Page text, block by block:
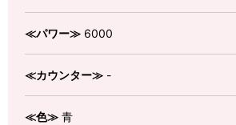
≪パワー≫ 6000
≪カウンター≫ -
≪色≫ 青